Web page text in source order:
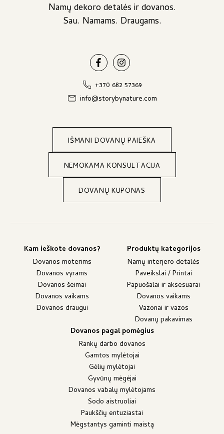
Namų dekoro detalės ir dovanos.
Sau. Namams. Draugams.
+370 682 57369
info@storybynature.com
IŠMANI DOVANŲ PAIEŠKA
NEMOKAMA KONSULTACIJA
DOVANŲ KUPONAS
Kam ieškote dovanos?
Dovanos moterims
Dovanos vyrams
Dovanos šeimai
Dovanos vaikams
Dovanos draugui
Produktų kategorijos
Namų interjero detalės
Paveikslai / Printai
Papuošalai ir aksesuarai
Dovanos vaikams
Vazonai ir vazos
Dovanų pakavimas
Dovanos pagal pomėgius
Rankų darbo dovanos
Gamtos mylėtojai
Gėlių mylėtojai
Gyvūnų mėgėjai
Dovanos vabalų mylėtojams
Sodo aistruoliai
Paukščių entuziastai
Mėgstantys gaminti maistą